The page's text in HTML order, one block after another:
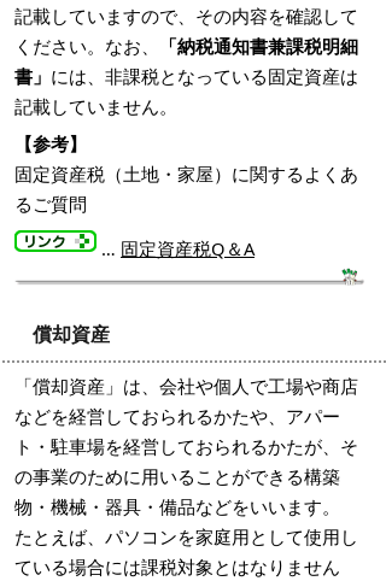
記載していますので、その内容を確認して
ください。なお、
「納税通知書兼課税明細
書」 には、非課税となっている固定資産は
記載していません。
【参考】
固定資産税（土地・家屋）に関するよくあ
るご質問
… 固定資産税Q＆A
償却資産
「償却資産」は、会社や個人で工場や商店
などを経営しておられるかたや、アパー
ト・駐車場を経営しておられるかたが、そ
の事業のために用いることができる構築
物・機械・器具・備品などをいいます。
たとえば、パソコンを家庭用として使用し
ている場合には課税対象とはなりません